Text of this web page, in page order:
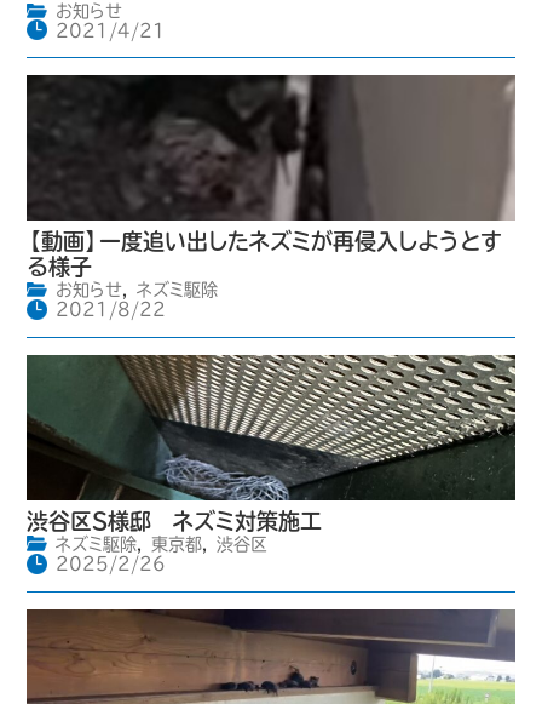
お知らせ
2021/4/21
【動画】一度追い出したネズミが再侵入しようとす
る様子
お知らせ,
ネズミ駆除
2021/8/22
渋谷区S様邸 ネズミ対策施工
ネズミ駆除, 東京都,
渋谷区
2025/2/26